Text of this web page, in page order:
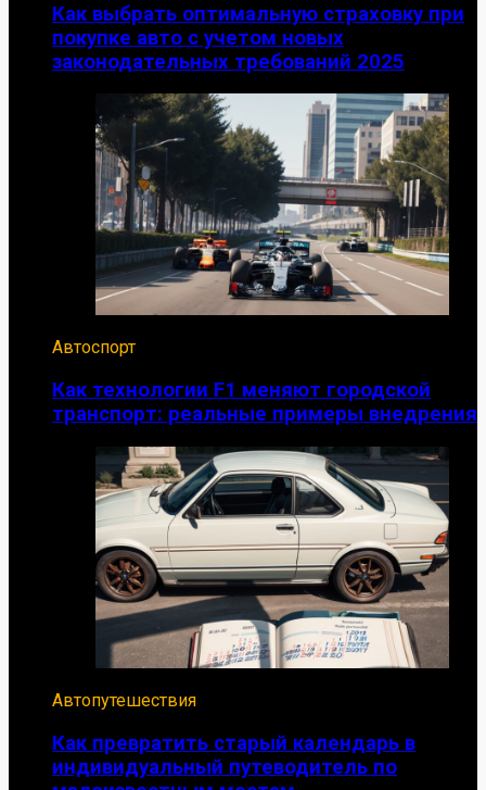
Как выбрать оптимальную страховку при
покупке авто с учетом новых
законодательных требований 2025
Автоспорт
Как технологии F1 меняют городской
транспорт: реальные примеры внедрения
Автопутешествия
Как превратить старый календарь в
индивидуальный путеводитель по